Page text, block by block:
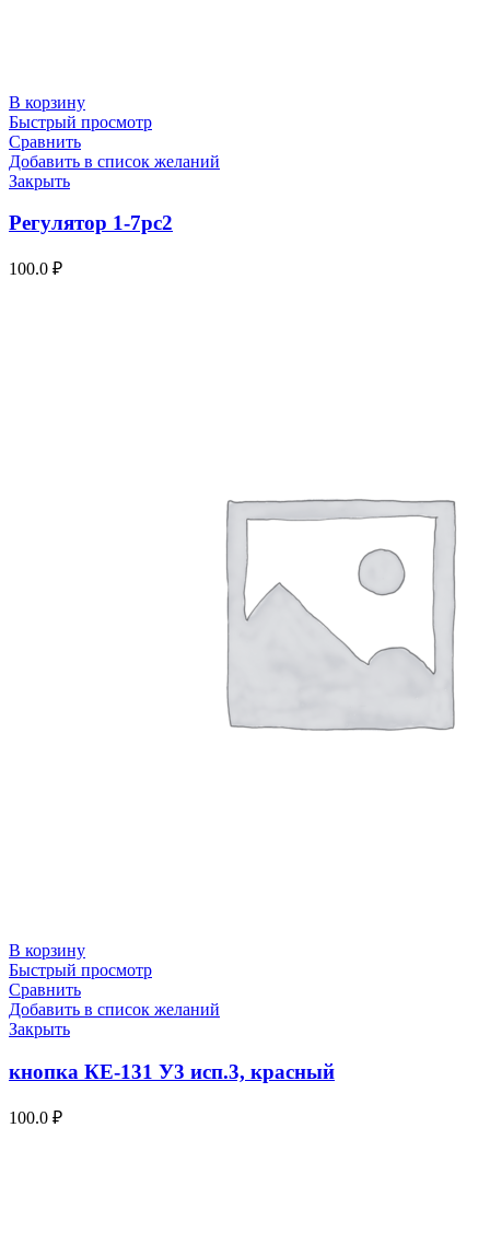
В корзину
Быстрый просмотр
Сравнить
Добавить в список желаний
Закрыть
Регулятор 1-7рс2
100.0 ₽
В корзину
Быстрый просмотр
Сравнить
Добавить в список желаний
Закрыть
кнопка КЕ-131 У3 исп.3, красный
100.0 ₽